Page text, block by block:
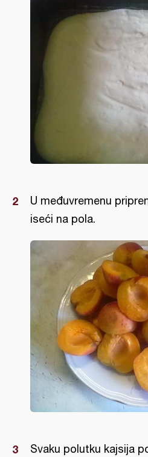
U međuvremenu
iseći na pola.
Svaku polutku kajsija